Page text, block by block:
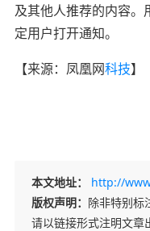
及其他人推荐的内容。
定用户打开通知。
【来源： 凤凰网科技】
本文地址：
http://
版权声明： 除非特别标
请以链接形式注明文章